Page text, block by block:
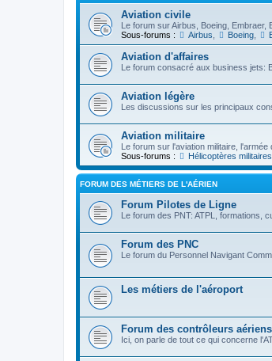
Aviation civile
Le forum sur Airbus, Boeing, Embraer,
Sous-forums :
Airbus Boeing,
Aviation d'affaires
Le forum consacré aux business jets:
Aviation légère
Les discussions sur les principaux
Aviation militaire
Le forum sur l'aviation militaire,
Sous-forums :
Hélicoptères militaires
FORUM DES MÉTIERS DE L'AÉRIEN
Forum Pilotes de Ligne
Le forum des PNT: ATPL, formations,
Forum des PNC
Le forum du Personnel Navigant
Les métiers de l'aéroport
Forum des contrôleurs aériens
Ici, on parle de tout ce qui concerne